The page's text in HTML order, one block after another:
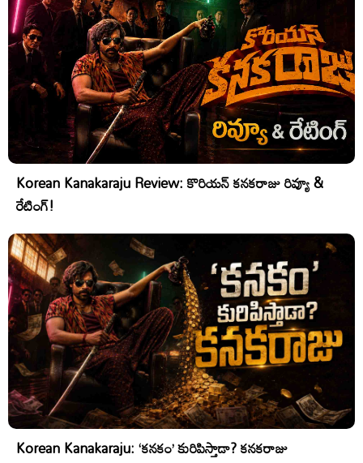
Korean Kanakaraju Review: కొరియన్ కనకరాజు రివ్యూ &
రేటింగ్!
Korean Kanakaraju: ‘కనకం’ కురిపిస్తాడా? కనకరాజు